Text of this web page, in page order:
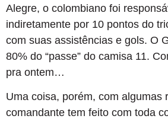
Alegre, o colombiano foi
indiretamente por 10 pontos do
com suas assistências e gols. O
80% do “passe” do camisa 11.
pra ontem…
Uma coisa, porém, com algumas
comandante tem feito com toda